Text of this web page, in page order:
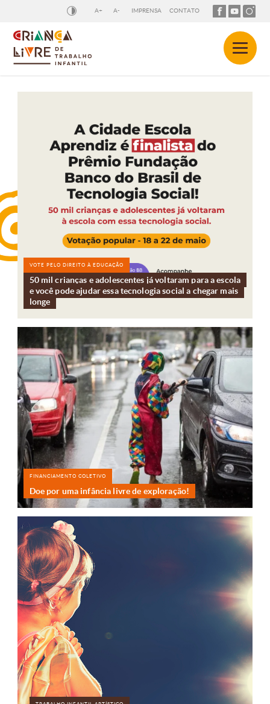
A+ A- IMPRENSA CONTATO
VOTE PELO DIREITO À EDUCAÇÃO
50 mil crianças e adolescentes já voltaram para a escola
e você pode ajudar essa tecnologia social a chegar mais
longe
FINANCIAMENTO COLETIVO
Doe por uma infância livre de exploração!